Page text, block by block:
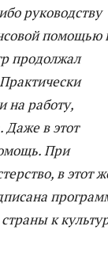
руководству
помощью
продолжал
на работу,
Даже в этот
При
в этот
к